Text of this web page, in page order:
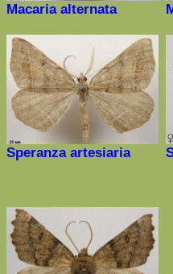
Macaria alternata
Speranzaartesiaria